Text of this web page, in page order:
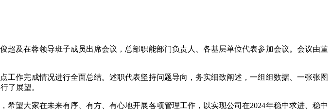
超及在蓉领导班子成员出席会议，总部职能部门负责人、各基层单位代表参加会议。会议由董
工作完成情况进行全面总结。述职代表坚持问题导向，务实细致阐述，一组组数据、一张张图
了展望。
希望大家在未来有序、有方、有心地开展各项管理工作，以实现公司在2024年稳中求进、稳中